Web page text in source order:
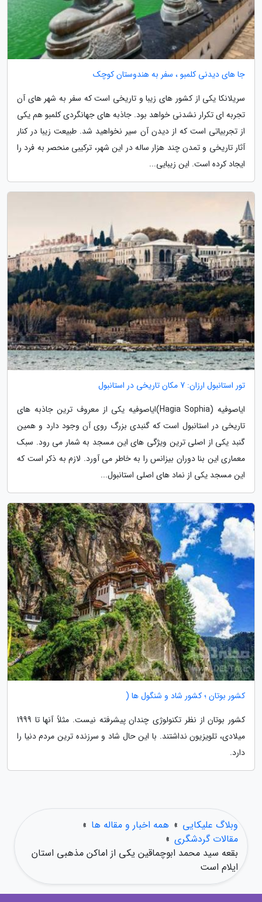
جا های دیدنی کلمبو ، سفر به هندوستان کوچک
سریلانکا یکی از کشور های زیبا و تاریخی است که سفر به شهر های آن
تجربه ای تکرار نشدنی خواهد بود. جاذبه های جهانگردی کلمبو هم یکی
از تجربیاتی است که از دیدن آن سیر نخواهید شد. طبیعت زیبا در کنار
آثار تاریخی و تمدن چند هزار ساله در این شهر، ترکیبی منحصر به فرد را
ایجاد کرده است. این زیبایی...
تور استانبول ارزان: 7 مکان تاریخی در استانبول
ایاصوفیه (Hagia Sophia)ایاصوفیه یکی از معروف ترین جاذبه های
تاریخی در استانبول است که گنبدی بزرگ روی آن وجود دارد و همین
گنبد یکی از اصلی ترین ویژگی های این مسجد به شمار می رود. سبک
معماری این بنا دوران بیزانس را به خاطر می آورد. لازم به ذکر است که
این مسجد یکی از نماد های اصلی استانبول...
کشور بوتان ؛ کشور شاد و شنگول ها (
کشور بوتان از نظر تکنولوژی چندان پیشرفته نیست. مثلاً آنها تا 1999
میلادی، تلویزیون نداشتند. با این حال شاد و سرزنده ترین مردم دنیا را
دارد.
وبلاگ علیکایی » همه اخبار و مقاله ها »
مقالات گردشگری »
بقعه سید محمد ابوچماقین یکی از اماکن مذهبی استان
ایلام است